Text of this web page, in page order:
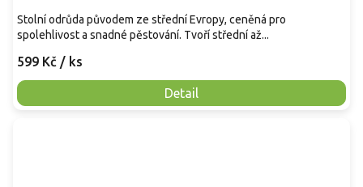
599 Kč / ks
Detail
Stolní odrůda původem ze střední Evropy, ceněná pro
spolehlivost a snadné pěstování. Tvoří střední až...